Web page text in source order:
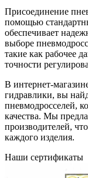
Присоединение
помощью
обеспечивает
выборе
такие как рабочее
точности
В интернет-
гидравлики, вы
пневмодросселей,
качества. Мы
производителей,
каждого изделия.
Наши сертификаты